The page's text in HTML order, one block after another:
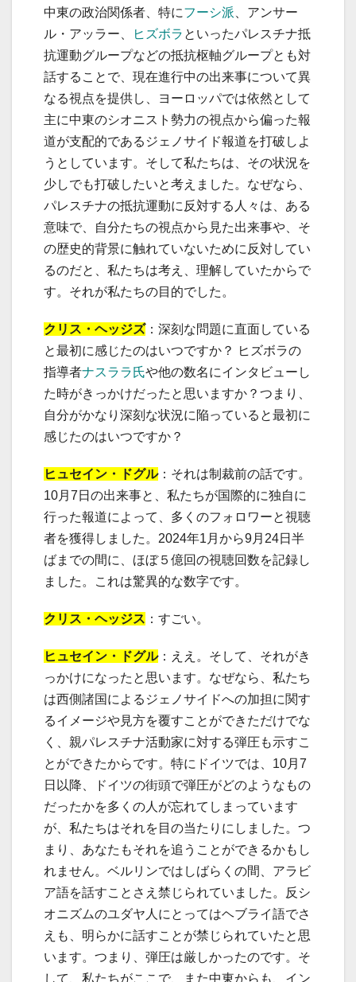
中東の政治関係者、特にフーシ派 、アンサー
ル・アッラー、
ヒズボラ といったパレスチナ抵
抗運動グループなどの抵抗枢軸グループとも対
話することで、現在進行中の出来事について異
なる視点を提供し、ヨーロッパでは依然として
主に中東のシオニスト勢力の視点から偏った報
道が支配的であるジェノサイド報道を打破しよ
うとしています。そして私たちは、その状況を
少しでも打破したいと考えました。なぜなら、
パレスチナの抵抗運動に反対する人々は、ある
意味で、自分たちの視点から見た出来事や、そ
の歴史的背景に触れていないために反対してい
るのだと、私たちは考え、理解していたからで
す。それが私たちの目的でした。
クリス・ヘッジズ：深刻な問題に直面している
と最初に感じたのはいつですか？ ヒズボラの
指導者ナスララ氏や他の数名にインタビューし
た時がきっかけだったと思いますか？つまり、
自分がかなり深刻な状況に陥っていると最初に
感じたのはいつですか？
ヒュセイン・ドグル：それは制裁前の話です。
10月7日の出来事と、私たちが国際的に独自に
行った報道によって、多くのフォロワーと視聴
者を獲得しました。2024年1月から9月24日半
ばまでの間に、ほぼ５億回の視聴回数を記録し
ました。これは驚異的な数字です。
クリス・ヘッジス ：すごい。
ヒュセイン・ドグル：ええ。そして、それがき
っかけになったと思います。なぜなら、私たち
は西側諸国によるジェノサイドへの加担に関す
るイメージや見方を覆すことができただけでな
く、親パレスチナ活動家に対する弾圧も示すこ
とができたからです。特にドイツでは、10月7
日以降、ドイツの街頭で弾圧がどのようなもの
だったかを多くの人が忘れてしまっています
が、私たちはそれを目の当たりにしました。つ
まり、あなたもそれを追うことができるかもし
れません。ベルリンではしばらくの間、アラビ
ア語を話すことさえ禁じられていました。反シ
オニズムのユダヤ人にとってはヘブライ語でさ
えも、明らかに話すことが禁じられていたと思
います。つまり、弾圧は厳しかったのです。そ
して、私たちがここで、また中東からも、イン